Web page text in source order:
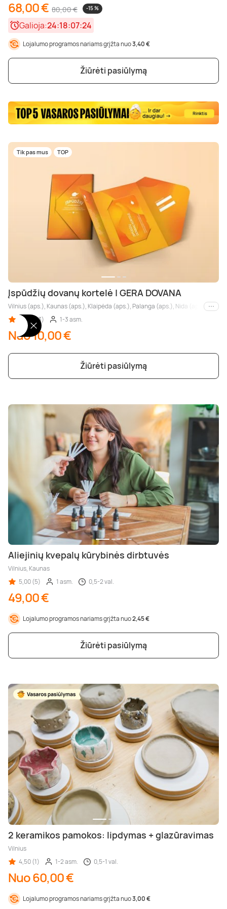
68,00 € 80,00 € -15 %
Galioja:24:18:07:23
Lojalumo programos nariams grįžta nuo3,40 €
Žiūrėti pasiūlymą
Tik pas mus TOP
Įspūdžių dovanų kortelė | GERA DOVANA
Vilnius (aps.), Kaunas (aps.), Klaipėda (aps.), Palanga (aps.), Nida (aps.), Kiti
5,00 (83)
1-3 asm.
Nuo 10,00 €
Žiūrėti pasiūlymą
Aliejinių kvepalų kūrybinės dirbtuvės
Vilnius, Kaunas
5,00 (5)
1 asm. 0,5-2 val.
49,00 €
Lojalumo programos nariams grįžta nuo2,45 €
Žiūrėti pasiūlymą
2 keramikos pamokos: lipdymas + glazūravimas
Vilnius
4,50 (1)
1-2 asm. 0,5-1 val.
Nuo 60,00 €
Lojalumo programos nariams grįžta nuo3,00 €